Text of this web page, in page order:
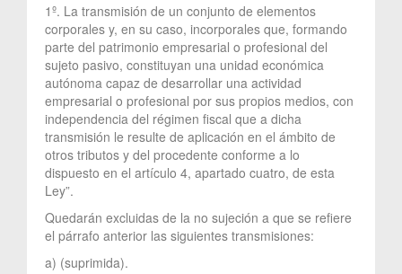
1º. La transmisión de un conjunto de elementos
corporales y, en su caso, incorporales que, formando
parte del patrimonio empresarial o profesional del
sujeto pasivo, constituyan una unidad económica
autónoma capaz de desarrollar una actividad
empresarial o profesional por sus propios medios, con
independencia del régimen fiscal que a dicha
transmisión le resulte de aplicación en el ámbito de
otros tributos y del procedente conforme a lo
dispuesto en el artículo 4, apartado cuatro, de esta
Ley”.
Quedarán excluidas de la no sujeción a que se refiere
el párrafo anterior las siguientes transmisiones:
a) (suprimida).